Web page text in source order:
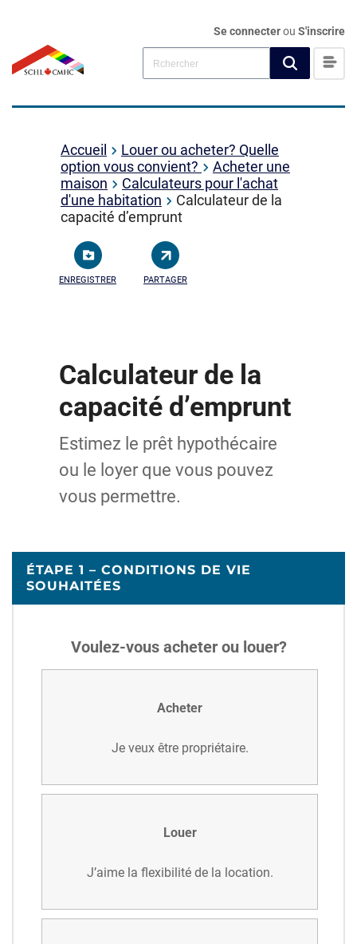
Se connecterou S'inscrire
Accueil
Louer ou acheter? Quelle
option vous convient?
Acheter une
maison
Calculateurs pour l'achat
d'une habitation
Calculateur de la
capacité d’emprunt
ENREGISTRER PARTAGER
Calculateur de la
capacité d’emprunt
Estimez le prêt hypothécaire
ou le loyer que vous pouvez
vous permettre.
ÉTAPE 1 – CONDITIONS DE VIE
SOUHAITÉES
Voulez-vous acheter ou louer?
Acheter
Je veux être propriétaire.
Louer
J’aime la flexibilité de la location.